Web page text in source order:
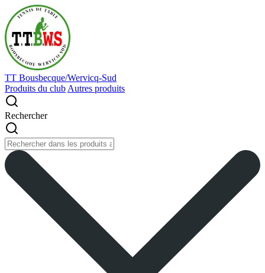
TT Bousbecque/Wervicq-Sud
Produits du club Autres produits
Rechercher